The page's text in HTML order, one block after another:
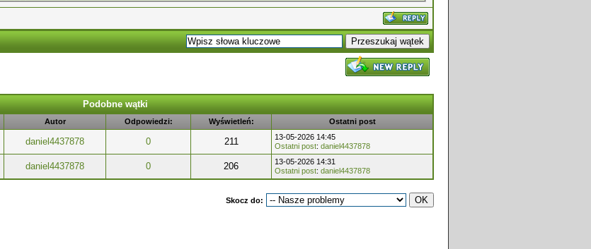
Podobne wątki
Autor Odpowiedzi: Wyświetleń: Ostatni post
daniel4437878 0 211
13-05-2026 14:45
Ostatni post: daniel4437878
daniel4437878 0 206
13-05-2026 14:31
Ostatni post: daniel4437878
Skocz do: